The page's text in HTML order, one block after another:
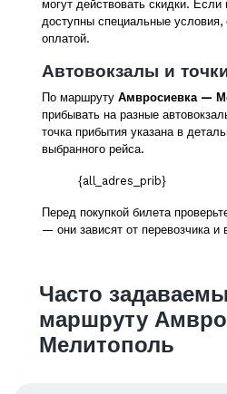
могут действовать скидки.
доступны специальные
оплатой.
Автовокзалы и
По маршруту Амвросиевка —
прибывать на разные
точка прибытия указана в
выбранного рейса.
{all_adres_prib}
Перед покупкой билета
— они зависят от перевозчика и
Часто
маршруту
Мелитополь